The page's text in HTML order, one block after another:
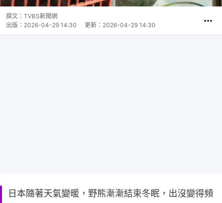
撰文： TVBS新聞網
出版： 2026-04-29 14:30 更新： 2026-04-29 14:30
日本隨著天氣變暖，野熊漸漸結束冬眠，出沒變得頻